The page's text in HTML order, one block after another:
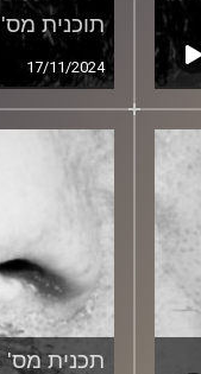
תוכנית מס' 325
17/11/2024
תכנית מס' 232